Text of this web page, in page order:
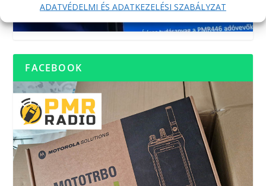
ADATVÉDELMI ÉS ADATKEZELÉSI SZABÁLYZAT
FACEBOOK